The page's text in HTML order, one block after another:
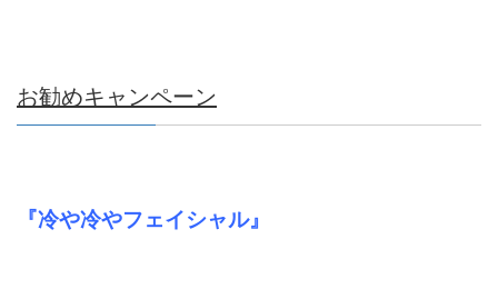
お勧めキャンペーン
『冷や冷やフェイシャル』